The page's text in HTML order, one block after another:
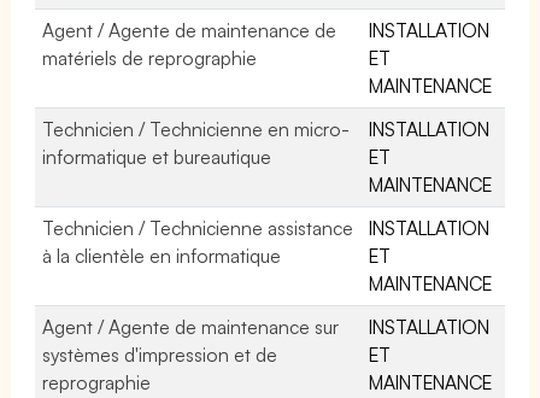
Agent / Agente de maintenance de
matériels de reprographie
INSTALLATION
ET
MAINTENANCE
Technicien / Technicienne en micro-
informatique et bureautique
INSTALLATION
ET
MAINTENANCE
Technicien / Technicienne assistance
à la clientèle en informatique
INSTALLATION
ET
MAINTENANCE
Agent / Agente de maintenance sur
systèmes d'impression et de
reprographie
INSTALLATION
ET
MAINTENANCE